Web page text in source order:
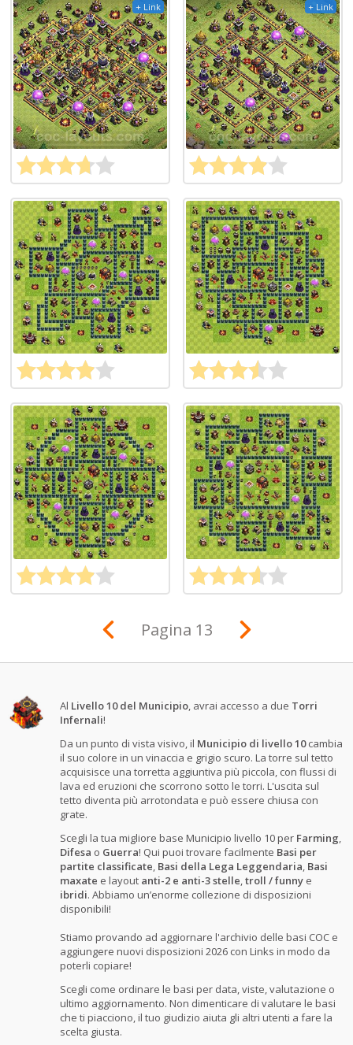
+ Link + Link
Pagina 13
Al Livello 10 del Municipio, avrai accesso a due Torri
Infernali!
Da un punto di vista visivo, il Municipio di livello 10cambia
il suo colore in un vinaccia e grigio scuro. La torre sul tetto
acquisisce una torretta aggiuntiva più piccola, con flussi di
lava ed eruzioni che scorrono sotto le torri. L'uscita sul
tetto diventa più arrotondata e può essere chiusa con
grate.
Scegli la tua migliore base Municipio livello 10 per Farming,
Difesa o Guerra! Qui puoi trovare facilmente Basi per
partite classificate, Basi della Lega Leggendaria, Basi
maxate e layout anti-2 e anti-3 stelle,troll / funny e
ibridi. Abbiamo un’enorme collezione di disposizioni
disponibili!
Stiamo provando ad aggiornare l'archivio delle basi COC e
aggiungere nuovi disposizioni 2026 con Links in modo da
poterli copiare!
Scegli come ordinare le basi per data, viste, valutazione o
ultimo aggiornamento. Non dimenticare di valutare le basi
che ti piacciono, il tuo giudizio aiuta gli altri utenti a fare la
scelta giusta.